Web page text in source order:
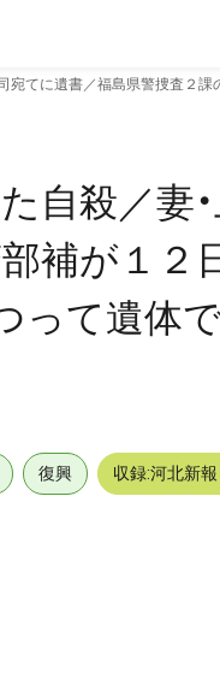
宛てに遺書／福島県警捜査２
自殺／妻
補が１２
って遺体
復興 収録:河北新